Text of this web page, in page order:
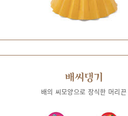
배씨댕기
배의 씨모양으로 장식한 머리끈